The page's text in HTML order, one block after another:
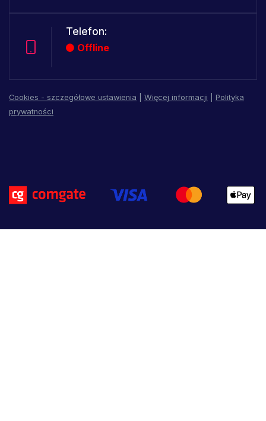
Telefon:
Offline
Cookies - szczegółowe ustawienia Więcej informacji
Polityka
prywatności